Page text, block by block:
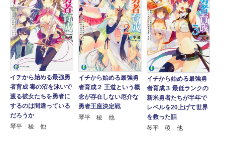
イチから始める最強勇
者育成 毒の沼を泳いで
渡る彼女たちを勇者に
するのは間違っている
だろうか
琴平 稜 他
イチから始める最強勇
者育成２ 王道という概
念が存在しない厄介な
勇者王座決定戦
琴平 稜 他
イチから始める最強勇
者育成３ 最低ランクの
新米勇者たちが半年で
レベルを20上げて世界
を救った話
琴平 稜 他